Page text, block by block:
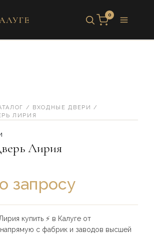
0
/ ВХОДНЫЕ ДВЕРИ
/
ЛИРИЯ
Лирия
запросу
купить ⚡️ в Калуге от
с фабрик и заводов высшей